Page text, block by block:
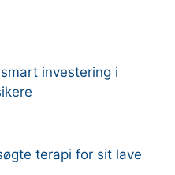
investering i
terapi for sit lave